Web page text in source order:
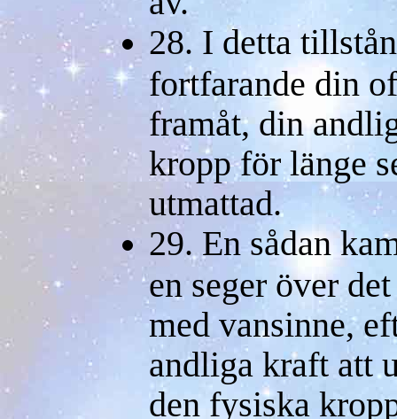
28. I detta
fortfarande din
framåt, din
kropp för länge
utmattad.
29. En sådan
en seger över
med vansinne,
andliga kraft att
den fysiska